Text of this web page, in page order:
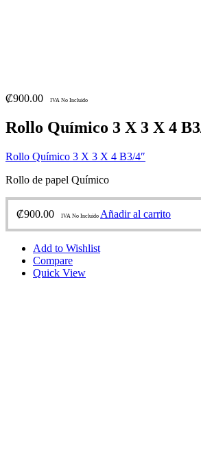
₡900.00 IVA No Incluido
Rollo Químico 3 X 3 X 4
Rollo Químico 3 X 3 X 4 B3/4″
Rollo de papel Químico
₡900.00 IVA No Incluido Añadir al carrito
Add to Wishlist
Compare
Quick View